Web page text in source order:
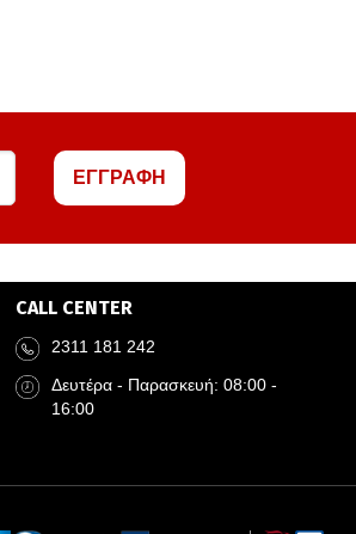
ΕΓΓΡΑΦΗ
CALL CENTER
2311 181 242
Δευτέρα - Παρασκευή: 08:00 -
16:00